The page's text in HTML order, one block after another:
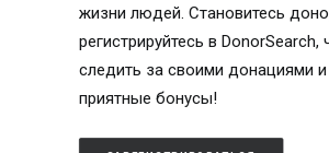
жизни людей. Становитесь
регистрируйтесь в DonorSearch,
следить за своими донациями и
приятные бонусы!